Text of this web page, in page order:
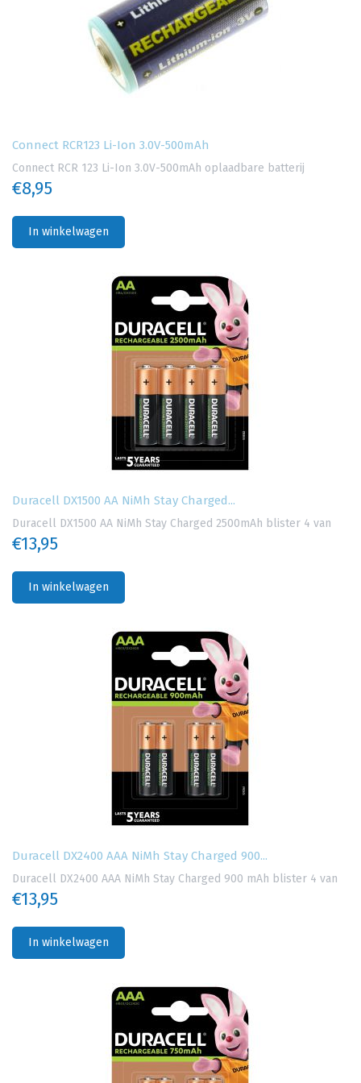
Connect RCR123 Li-Ion 3.0V-500mAh
Connect RCR 123 Li-Ion 3.0V-500mAh oplaadbare batterij
€8,95
In winkelwagen
Duracell DX1500 AA NiMh Stay Charged...
Duracell DX1500 AA NiMh Stay Charged 2500mAh blister 4 van
€13,95
In winkelwagen
Duracell DX2400 AAA NiMh Stay Charged 900...
Duracell DX2400 AAA NiMh Stay Charged 900 mAh blister 4 van
€13,95
In winkelwagen